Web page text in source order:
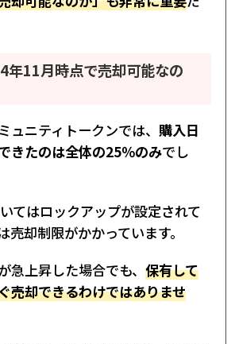
年11月時点で売却可能なの
ュニティトークンでは、 購入日
きたのは全体の25％のみでし
てはロックアップが設定されて
売却制限がかかっています。
急上昇した場合でも、 保有して
売却できるわけではありませ